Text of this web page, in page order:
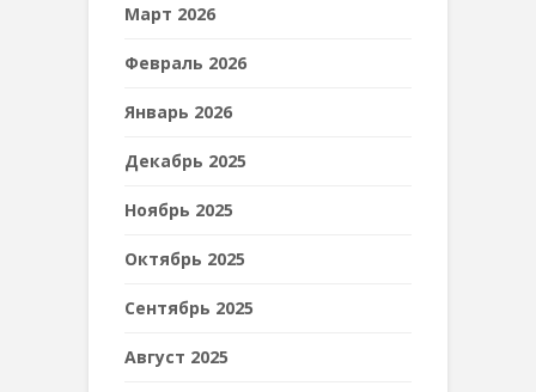
Март 2026
Февраль 2026
Январь 2026
Декабрь 2025
Ноябрь 2025
Октябрь 2025
Сентябрь 2025
Август 2025